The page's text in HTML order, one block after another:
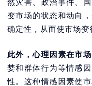
然灾害、政治事件、
变市场的状态和动向
确定性，从而使市场变
此外，心理因素在市
婪和群体行为等情感
性。这种情感因素使